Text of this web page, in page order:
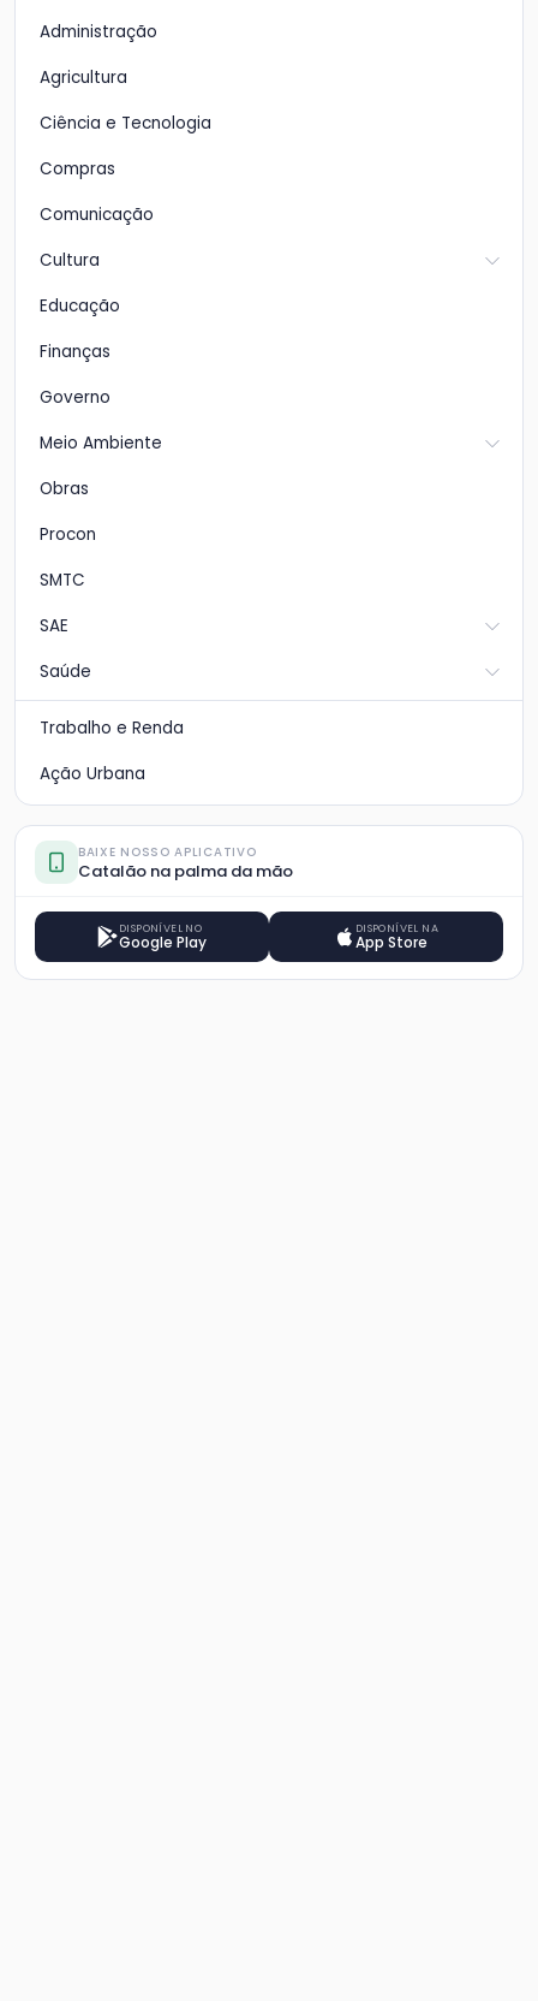
Administração
Agricultura
Ciência e Tecnologia
Compras
Comunicação
Cultura
Educação
Finanças
Governo
Meio Ambiente
Obras
Procon
SMTC
SAE
Saúde
Trabalho e Renda
Ação Urbana
BAIXE NOSSO APLICATIVO
Catalão na palma da mão
DISPONÍVEL NO
Google Play
DISPONÍVEL NA
App Store